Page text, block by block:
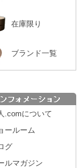
在庫限り
ブランド一覧
.comについて
ールーム
グ
ルマガジン